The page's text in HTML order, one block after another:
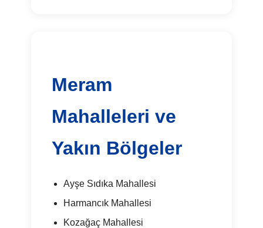
Meram
Mahalleleri ve
Yakın Bölgeler
Ayşe Sıdıka Mahallesi
Harmancık Mahallesi
Kozağaç Mahallesi